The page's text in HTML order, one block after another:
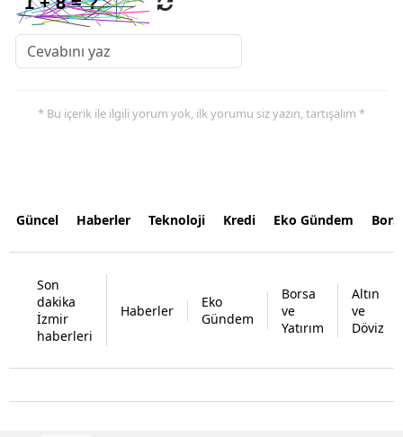
* Bu içerik ile ilgili yorum yok, ilk yorumu siz yazın, tartışalım *
Güncel Haberler Teknoloji Kredi Eko Gündem
Son
dakika
İzmir
haberleri
Haberler
Eko
Gündem
Borsa
ve
Yatırım
Altın
ve
Döviz